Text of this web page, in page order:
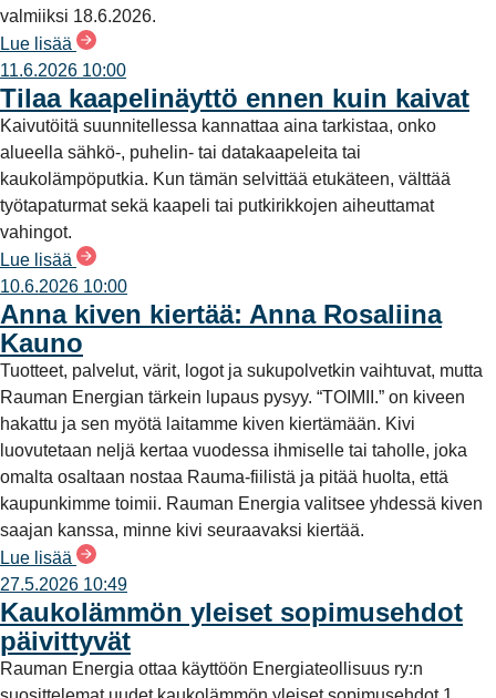
valmiiksi 18.6.2026.
Lue lisää
11.6.2026 10:00
Tilaa kaapelinäyttö ennen kuin kaivat
Kaivutöitä suunnitellessa kannattaa aina tarkistaa, onko
alueella sähkö-, puhelin- tai datakaapeleita tai
kaukolämpöputkia. Kun tämän selvittää etukäteen, välttää
työtapaturmat sekä kaapeli tai putkirikkojen aiheuttamat
vahingot.
Lue lisää
10.6.2026 10:00
Anna kiven kiertää: Anna Rosaliina
Kauno
Tuotteet, palvelut, värit, logot ja sukupolvetkin vaihtuvat, mutta
Rauman Energian tärkein lupaus pysyy. “TOIMII.” on kiveen
hakattu ja sen myötä laitamme kiven kiertämään. Kivi
luovutetaan neljä kertaa vuodessa ihmiselle tai taholle, joka
omalta osaltaan nostaa Rauma-fiilistä ja pitää huolta, että
kaupunkimme toimii. Rauman Energia valitsee yhdessä kiven
saajan kanssa, minne kivi seuraavaksi kiertää.
Lue lisää
27.5.2026 10:49
Kaukolämmön yleiset sopimusehdot
päivittyvät
Rauman Energia ottaa käyttöön Energiateollisuus ry:n